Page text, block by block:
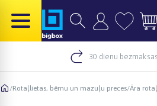
30 dienu
/Rotaļlietas, bērnu un mazuļu preces/Āra